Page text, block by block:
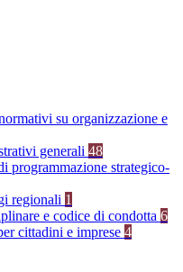
su organizzazione e
generali 48
programmazione strategico-
regionali 1
e codice di condotta 6
cittadini e imprese 4